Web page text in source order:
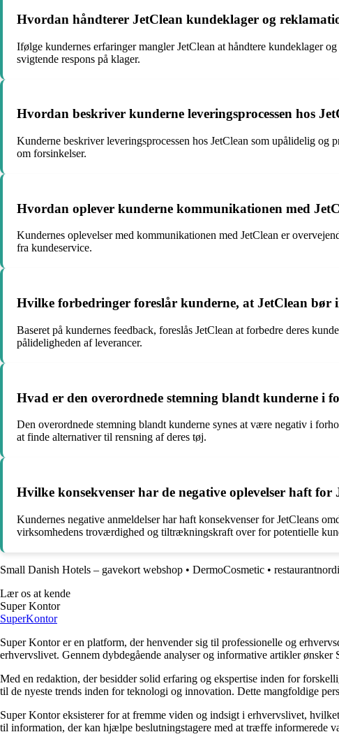
Hvordan håndterer JetClean kundeklager og
Ifølge kundernes erfaringer mangler JetClean at håndtere kundeklager
svigtende respons på klager.
Hvordan beskriver kunderne leveringsprocessen hos
Kunderne beskriver leveringsprocessen hos JetClean som upålidelig
om forsinkelser.
Hvordan oplever kunderne kommunikationen med
Kundernes oplevelser med kommunikationen med JetClean er
fra kundeservice.
Hvilke forbedringer foreslår kunderne, at JetClean bør
Baseret på kundernes feedback, foreslås JetClean at forbedre deres
pålideligheden af leverancer.
Hvad er den overordnede stemning blandt kunderne i
Den overordnede stemning blandt kunderne synes at være negativ i
at finde alternativer til rensning af deres tøj.
Hvilke konsekvenser har de negative oplevelser haft
Kundernes negative anmeldelser har haft konsekvenser for JetCleans
virksomhedens troværdighed og tiltrækningskraft over for potentielle
Small Danish Hotels – gavekort webshop • DermoCosmetic •
Lær os at kende
Super Kontor
SuperKontor
Super Kontor er en platform, der henvender sig til professionelle og
erhvervslivet. Gennem dybdegående analyser og informative artikler
Med en redaktion, der besidder solid erfaring og ekspertise inden for
til de nyeste trends inden for teknologi og innovation. Dette mangfoldige
Super Kontor eksisterer for at fremme viden og indsigt i erhvervslivet,
til information, der kan hjælpe beslutningstagere med at træffe informerede